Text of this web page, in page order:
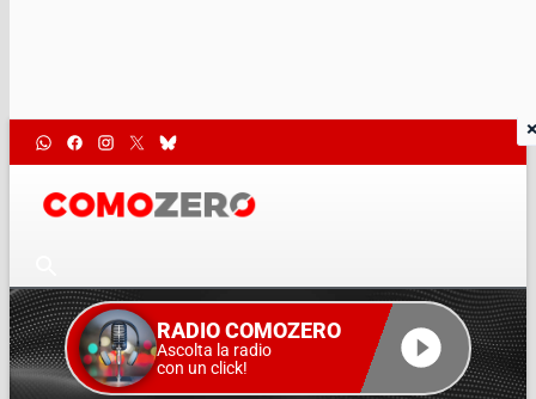
RADIO COMOZERO
Ascolta la radio
con un click!